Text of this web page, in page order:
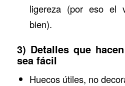
ligereza (por eso el
bien).
3) Detalles que
sea fácil
Huecos útiles, no